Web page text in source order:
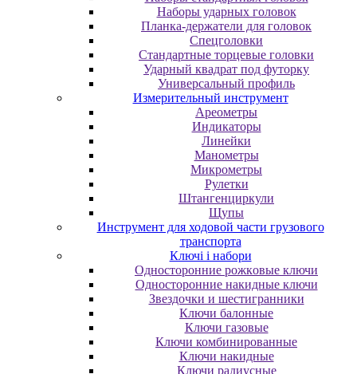
Наборы ударных головок
Планка-держатели для головок
Спецголовки
Стандартные торцевые головки
Ударный квадрат под футорку
Универсальный профиль
Измерительный инструмент
Ареометры
Индикаторы
Линейки
Манометры
Микрометры
Рулетки
Штангенциркули
Щупы
Инструмент для ходовой части грузового
транспорта
Ключі і набори
Oднocтopoнниe poжкoвыe ключи
Oднocтopoнниe нaкидныe ключи
Звездочки и шестигранники
Ключи балонные
Ключи газовые
Ключи комбинированные
Ключи накидные
Ключи радиусные